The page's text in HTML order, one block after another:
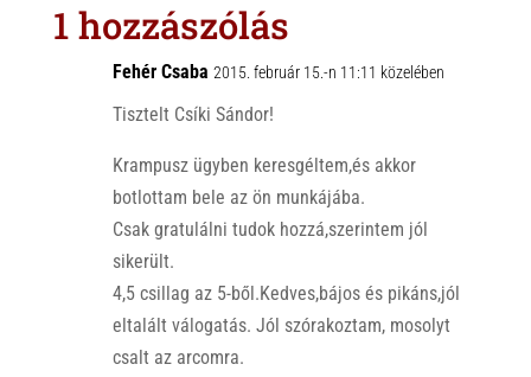
A
o
o
k
1 hozzászólás
Fehér Csaba 2015. február 15.-n 11:11 közelében
Tisztelt Csíki Sándor!
Krampusz ügyben keresgéltem,és akkor
botlottam bele az ön munkájába.
Csak gratulálni tudok hozzá,szerintem jól
sikerült.
4,5 csillag az 5-ből.Kedves,bájos és pikáns,jól
eltalált válogatás. Jól szórakoztam, mosolyt
csalt az arcomra.